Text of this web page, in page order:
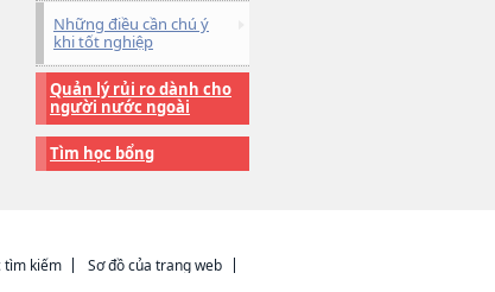
Những điều cần chú ý
khi tốt nghiệp
Quản lý rủi ro dành cho
người nước ngoài
Tìm học bổng
tìm kiếm
Sơ đồ của trang web